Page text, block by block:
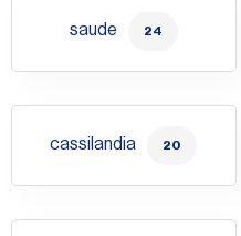
saude 24
cassilandia 20